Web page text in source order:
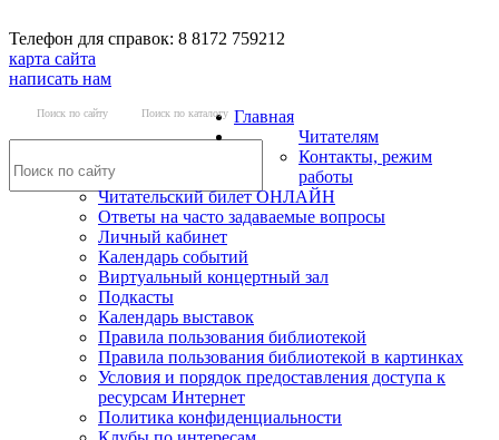
Телефон для справок: 8 8172 759212
карта сайта
написать нам
Поиск по сайту Поиск по каталогу Главная
Читателям
Контакты, режим
работы
Читательский билет ОНЛАЙН
Ответы на часто задаваемые вопросы
Личный кабинет
Календарь событий
Виртуальный концертный зал
Подкасты
Календарь выставок
Правила пользования библиотекой
Правила пользования библиотекой в картинках
Условия и порядок предоставления доступа к
ресурсам Интернет
Политика конфиденциальности